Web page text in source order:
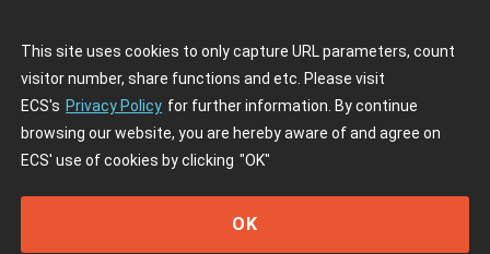
This site uses cookies to only capture URL parameters, count
visitor number, share functions and etc. Please visit
ECS's Privacy Policy for further information. By continue
browsing our website, you are hereby aware of and agree on
ECS' use of cookies by clicking "OK"
OK